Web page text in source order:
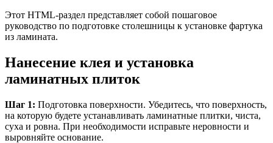
Этот HTML-раздел представляет собой пошаговое
руководство по подготовке столешницы к установке фартука
из ламината.
Нанесение клея и установка
ламинатных плиток
Шаг 1: Подготовка поверхности. Убедитесь, что поверхность,
на которую будете устанавливать ламинатные плитки, чиста,
суха и ровна. При необходимости исправьте неровности и
выровняйте основание.